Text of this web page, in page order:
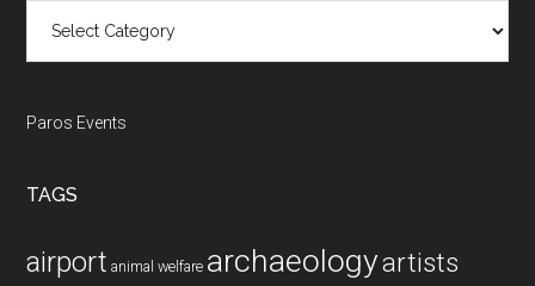
Paros Events
TAGS
airport animal welfare archaeologyartists